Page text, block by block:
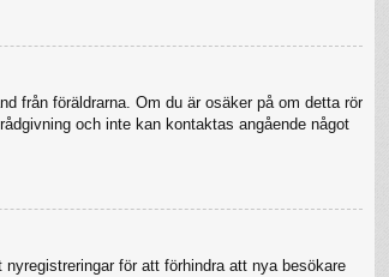
från föräldrarna. Om du är osäker på om detta rör
och inte kan kontaktas angående något
för att förhindra att nya besökare